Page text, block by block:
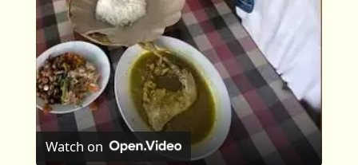
a
y
V
Watch on